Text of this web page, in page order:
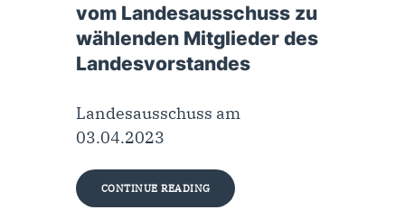
vom Landesausschuss zu
wählenden Mitglieder des
Landesvorstandes
Landesausschuss am
03.04.2023
CONTINUE READING